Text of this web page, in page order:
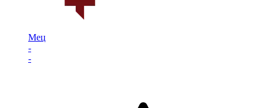
Мец
-
-